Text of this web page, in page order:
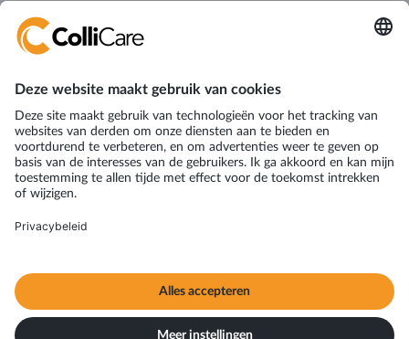
Manchesterweg 101
9744 TS Groningen
The Netherlands
Terms & Conditions
Alle rechten voorbehouden © ColliCare Logistics Nederland